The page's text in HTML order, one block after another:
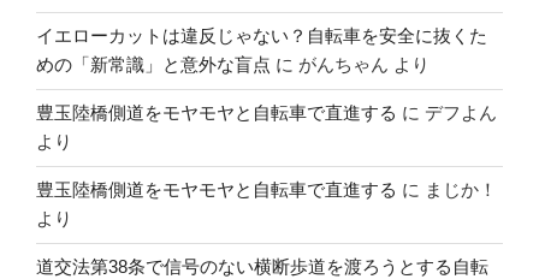
イエローカットは違反じゃない？自転車を安全に抜くた
めの「新常識」と意外な盲点 に がんちゃん より
豊玉陸橋側道をモヤモヤと自転車で直進する に デフよん
より
豊玉陸橋側道をモヤモヤと自転車で直進する に まじか！
より
道交法第38条で信号のない横断歩道を渡ろうとする自転